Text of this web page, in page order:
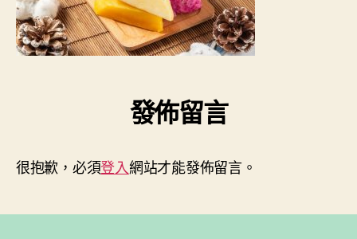
發佈留言
很抱歉，必須登入網站才能發佈留言。